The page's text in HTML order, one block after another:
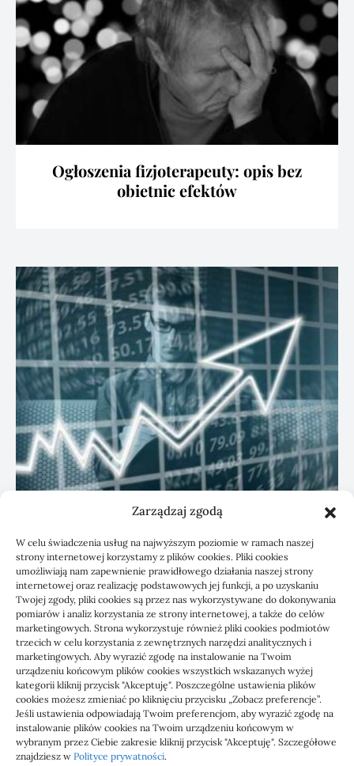
Zarządzaj zgodą
W celu świadczenia usług na najwyższym poziomie w ramach naszej
strony internetowej korzystamy z plików cookies. Pliki cookies
umożliwiają nam zapewnienie prawidłowego działania naszej strony
internetowej oraz realizację podstawowych jej funkcji, a po uzyskaniu
Twojej zgody, pliki cookies są przez nas wykorzystywane do dokonywania
pomiarów i analiz korzystania ze strony internetowej, a także do celów
marketingowych. Strona wykorzystuje również pliki cookies podmiotów
trzecich w celu korzystania z zewnętrznych narzędzi analitycznych i
marketingowych. Aby wyrazić zgodę na instalowanie na Twoim
urządzeniu końcowym plików cookies wszystkich wskazanych wyżej
kategorii kliknij przycisk "Akceptuję". Poszczególne ustawienia plików
cookies możesz zmieniać po kliknięciu przycisku „Zobacz preferencje”.
Jeśli ustawienia odpowiadają Twoim preferencjom, aby wyrazić zgodę na
instalowanie plików cookies na Twoim urządzeniu końcowym w
wybranym przez Ciebie zakresie kliknij przycisk "Akceptuję". Szczegółowe
znajdziesz w Polityce prywatności.
Ogłoszenia fizjoterapeuty: opis bez
obietnic efektów
KSeF: przygotowanie sp. z o.o. z biurem
rachunkowym
1000 WIADOMOŚCI